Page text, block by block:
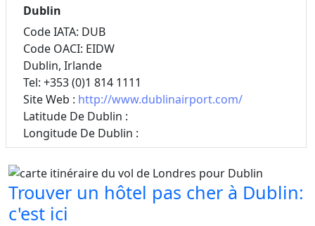
Dublin
Code IATA: DUB
Code OACI: EIDW
Dublin, Irlande
Tel: +353 (0)1 814 1111
Site Web : http://www.dublinairport.com/
Latitude De Dublin :
Longitude De Dublin :
Trouver un hôtel pas cher à Dublin:
c'est ici